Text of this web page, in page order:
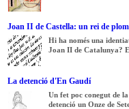
Joan II de Castella: un rei de
Hi ha només una
Joan II de Catalunya?
La detenció d'En Gaudí
Un fet poc conegut de
detenció un Onze de